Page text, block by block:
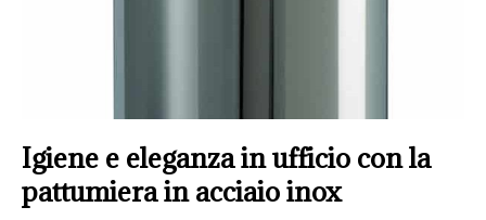
Igiene e eleganza in ufficio con la
pattumiera in acciaio inox